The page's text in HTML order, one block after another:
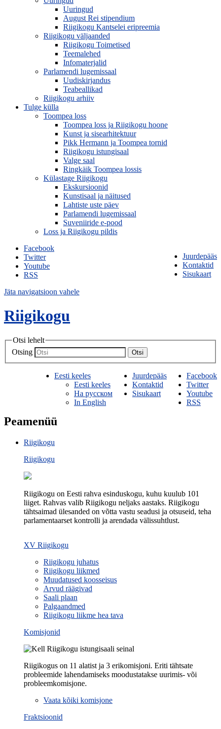
Uuringud
August Rei stipendium
Riigikogu Kantselei eripreemia
Riigikogu väljaanded
Riigikogu Toimetised
Teemalehed
Infomaterjalid
Parlamendi lugemissaal
Uudiskirjandus
Teabeallikad
Riigikogu arhiiv
Tulge külla
Toompea loss
Toompea loss ja Riigikogu hoone
Kunst ja sisearhitektuur
Pikk Hermann ja Toompea tornid
Riigikogu istungisaal
Valge saal
Ringkäik Toompea lossis
Külastage Riigikogu
Ekskursioonid
Kunstisaal ja näitused
Lahtiste uste päev
Parlamendi lugemissaal
Suveniiride e-pood
Loss ja Riigikogu pildis
Juurdepääs
Kontaktid
Sisukaart
Facebook
Twitter
Youtube
RSS
Jäta navigatsioon vahele
Riigikogu
Otsi lehelt
Otsing
Otsi
Facebook
Twitter
Youtube
RSS
Juurdepääs
Kontaktid
Sisukaart
Eesti keeles
Eesti keeles
На русском
In English
Peamenüü
Riigikogu
Riigikogu
Riigikogu on Eesti rahva esinduskogu, kuhu kuulub 101
liiget. Rahvas valib Riigikogu neljaks aastaks. Riigikogu
tähtsaimad ülesanded on võtta vastu seadusi ja otsuseid, teha
parlamentaarset kontrolli ja arendada välissuhtlust.
XV Riigikogu
Riigikogu juhatus
Riigikogu liikmed
Muudatused koosseisus
Arvud räägivad
Saali plaan
Palgaandmed
Riigikogu liikme hea tava
Komisjonid
Riigikogus on 11 alatist ja 3 erikomisjoni. Eriti tähtsate
probleemide lahendamiseks moodustatakse uurimis- või
probleemkomisjone.
Vaata kõiki komisjone
Fraktsioonid